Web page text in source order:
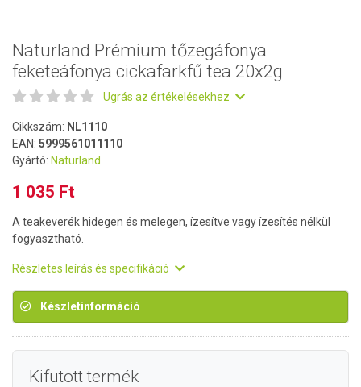
Naturland Prémium tőzegáfonya
feketeáfonya cickafarkfű tea 20x2g
Ugrás az értékelésekhez
Cikkszám: NL1110
EAN: 5999561011110
Gyártó: Naturland
1 035 Ft
A teakeverék hidegen és melegen, ízesítve vagy ízesítés nélkül
fogyasztható.
Részletes leírás és specifikáció
Készletinformáció
Kifutott termék